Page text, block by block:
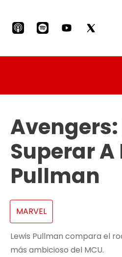
Superar
Pullman
MARVEL
Lewis Pullman compara el
más ambicioso del MCU.